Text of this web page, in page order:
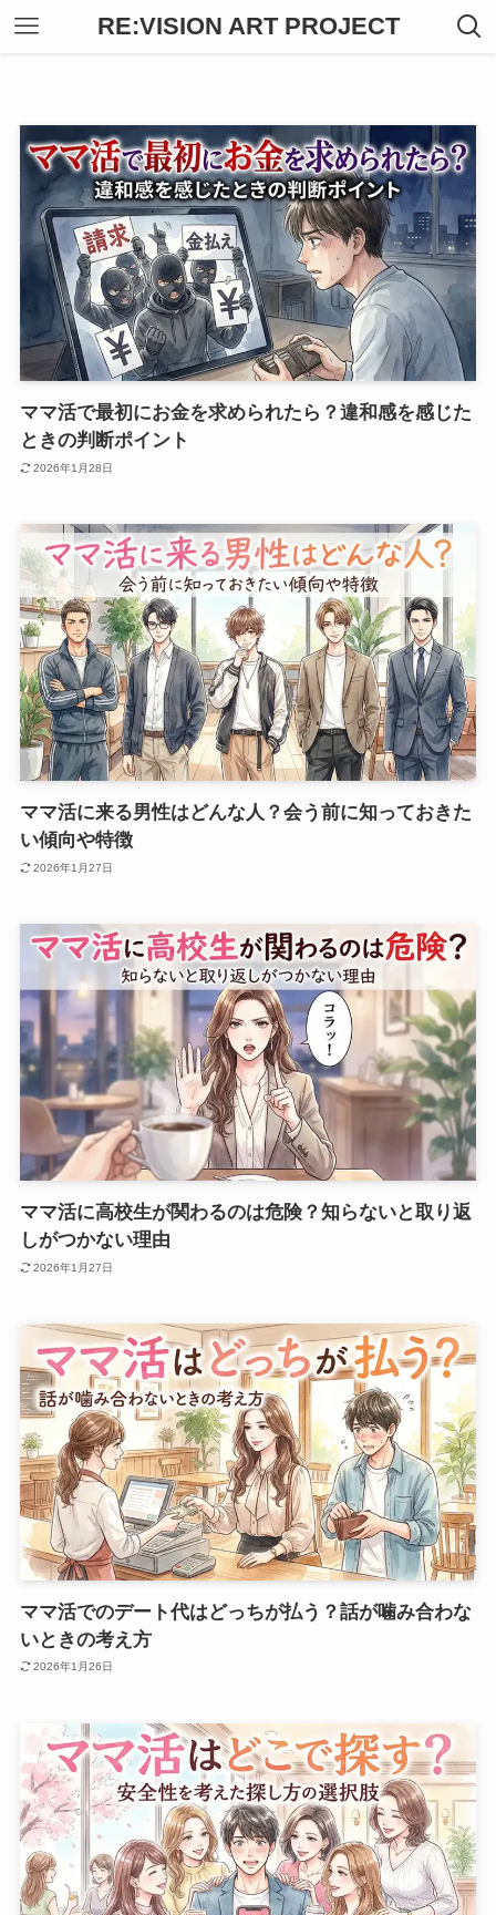
RE:VISION ART PROJECT
ママ活で最初にお金を求められたら？違和感を感じた
ときの判断ポイント
2026年1月28日
ママ活に来る男性はどんな人？会う前に知っておきた
い傾向や特徴
2026年1月27日
ママ活に高校生が関わるのは危険？知らないと取り返
しがつかない理由
2026年1月27日
ママ活でのデート代はどっちが払う？話が噛み合わな
いときの考え方
2026年1月26日